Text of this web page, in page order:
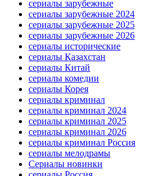
сериалы зарубежные
сериалы зарубежные 2024
сериалы зарубежные 2025
сериалы зарубежные 2026
сериалы исторические
сериалы Казахстан
сериалы Китай
сериалы комедии
сериалы Корея
сериалы криминал
сериалы криминал 2024
сериалы криминал 2025
сериалы криминал 2026
сериалы криминал Россия
сериалы мелодрамы
Сериалы новинки